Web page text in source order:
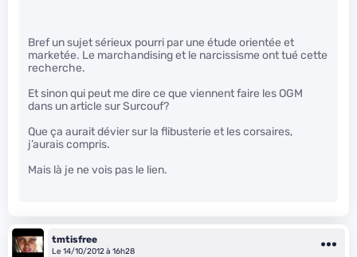
Bref un sujet sérieux pourri par une étude orientée et
marketée. Le marchandising et le narcissisme ont tué cette
recherche.
Et sinon qui peut me dire ce que viennent faire les OGM
dans un article sur Surcouf?
Que ça aurait dévier sur la flibusterie et les corsaires,
j’aurais compris.
Mais là je ne vois pas le lien.
tmtisfree
Le 14/10/2012 à 16h28